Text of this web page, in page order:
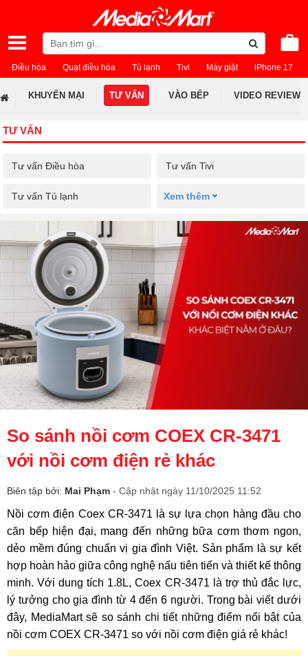
Điều hòa Quạt điều hòa Tủ lạnh Tivi Máy giặt iPhone 17
KHUYẾN MẠI TƯ VẤN VÀO BẾP VIDEO REVIEW
TƯ VẤN
Tư vấn Điều hòa Tư vấn Tivi
Tư vấn Tủ lạnh Xem thêm
So sánh nồi cơm COEX CR-3471
với nồi cơm điện rẻ khác
Biên tập bởi: Mai Phạm - Cập nhật ngày 11/10/2025 11:52
Nồi cơm điện Coex CR-3471 là sự lựa chọn hàng đầu cho
căn bếp hiện đại, mang đến những bữa cơm thơm ngon,
dẻo mềm đúng chuẩn vị gia đình Việt. Sản phẩm là sự kết
hợp hoàn hảo giữa công nghệ nấu tiên tiến và thiết kế thông
minh. Với dung tích 1.8L, Coex CR-3471 là trợ thủ đắc lực,
lý tưởng cho gia đình từ 4 đến 6 người. Trong bài viết dưới
đây, MediaMart sẽ so sánh chi tiết những điểm nổi bật của
nồi cơm COEX CR-3471 so với nồi cơm điện giá rẻ khác!